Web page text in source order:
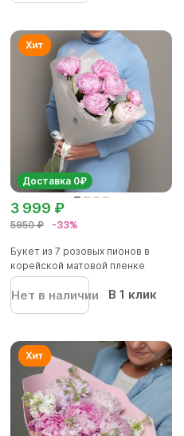
Доставка 0₽
5950 ₽ -33%
3 999 ₽
Букет из 7 розовых пионов в
корейской матовой пленке
Нет в наличии В 1 клик